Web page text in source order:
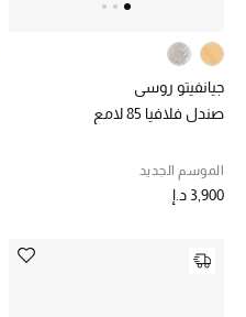
جيانفيتو روسي
صندل فلافيا 85 لامع
الموسم الجديد
3,900 د.إ